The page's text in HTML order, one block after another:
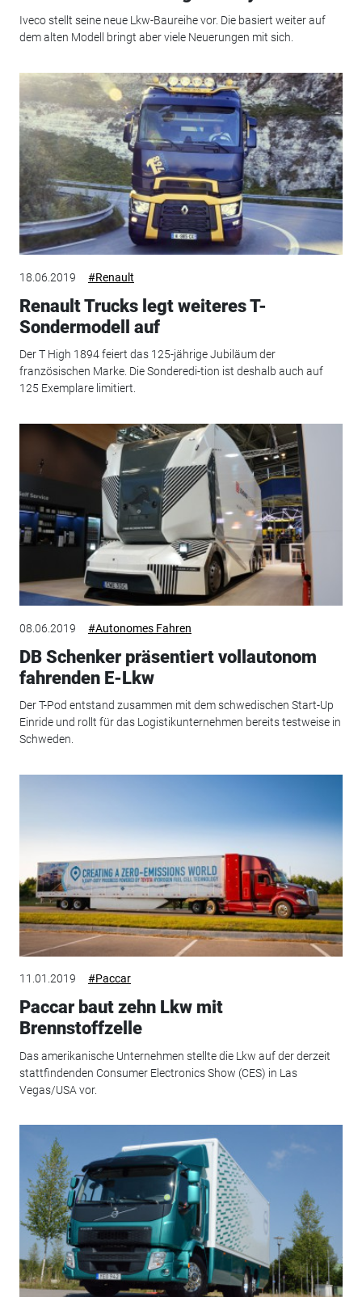
Iveco stellt seine neue Lkw-Baureihe vor. Die basiert weiter auf
dem alten Modell bringt aber viele Neuerungen mit sich.
18.06.2019 #Renault
Renault Trucks legt weiteres T-
Sondermodell auf
Der T High 1894 feiert das 125-jährige Jubiläum der
französischen Marke. Die Sonderedi-tion ist deshalb auch auf
125 Exemplare limitiert.
08.06.2019 #Autonomes Fahren
DB Schenker präsentiert vollautonom
fahrenden E-Lkw
Der T-Pod entstand zusammen mit dem schwedischen Start-Up
Einride und rollt für das Logistikunternehmen bereits testweise in
Schweden.
11.01.2019 #Paccar
Paccar baut zehn Lkw mit
Brennstoffzelle
Das amerikanische Unternehmen stellte die Lkw auf der derzeit
stattfindenden Consumer Electronics Show (CES) in Las
Vegas/USA vor.